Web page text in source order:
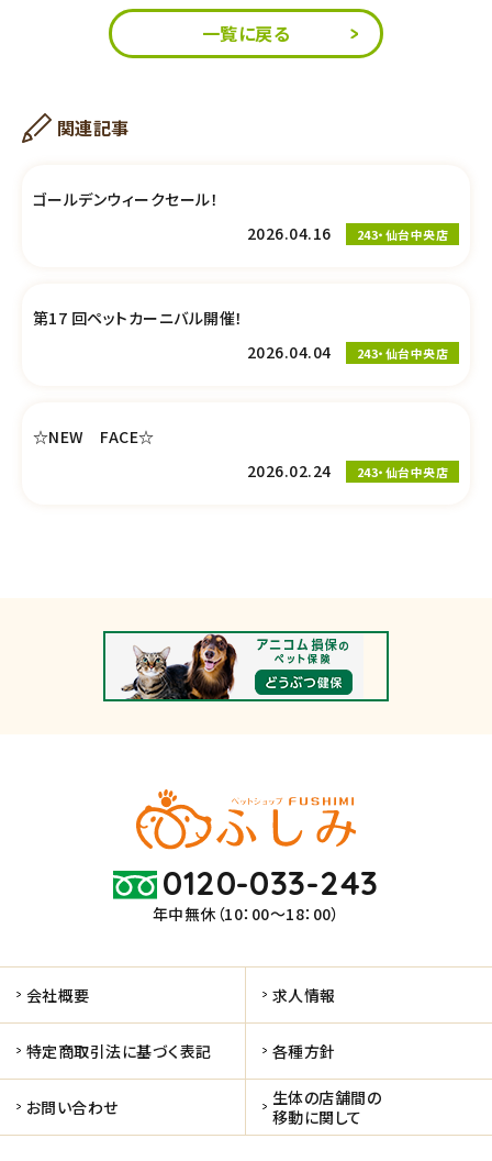
一覧に戻る
関連記事
ゴールデンウィークセール！
2026.04.16
243・仙台中央店
第17 回ペットカーニバル開催！
2026.04.04
243・仙台中央店
☆NEW FACE☆
2026.02.24
243・仙台中央店
0120-033-243
年中無休（10：00～18：00）
会社概要 求人情報
特定商取引法に基づく表記 各種方針
お問い合わせ
生体の店舗間の
移動に関して